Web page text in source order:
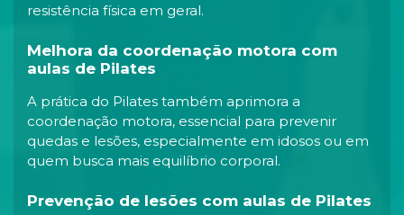
resistência física em geral.
Melhora da coordenação motora com
aulas de Pilates
A prática do Pilates também aprimora a
coordenação motora, essencial para prevenir
quedas e lesões, especialmente em idosos ou em
quem busca mais equilíbrio corporal.
Prevenção de lesões com aulas de Pilates